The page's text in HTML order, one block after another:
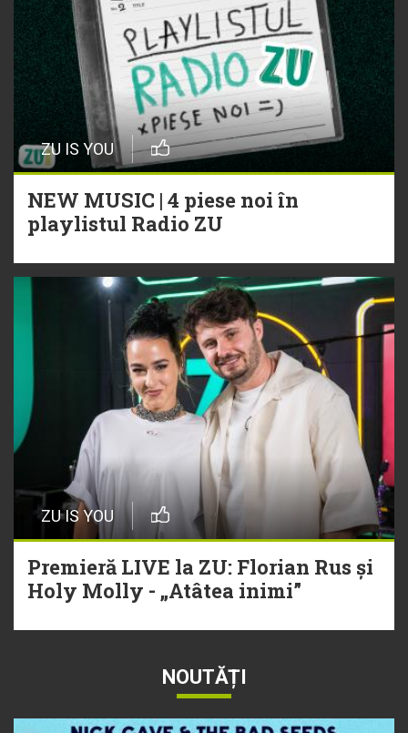
ZU IS YOU
NEW MUSIC | 4 piese noi în
playlistul Radio ZU
ZU IS YOU
Premieră LIVE la ZU: Florian Rus și
Holy Molly - „Atâtea inimi”
NOUTĂȚI